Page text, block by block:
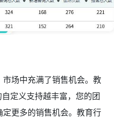
场中充满了销售机会。教
定义支持越丰富，您的团
更多的销售机会。教育行